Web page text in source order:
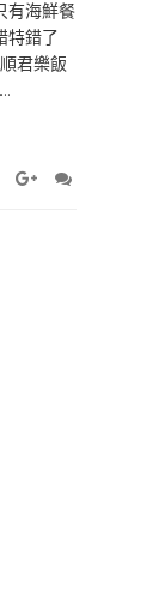
有海鮮餐
特錯了
君樂飯